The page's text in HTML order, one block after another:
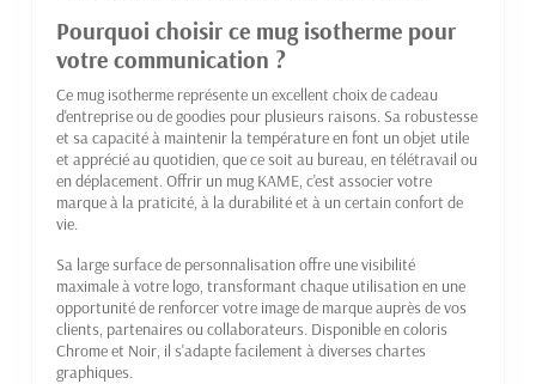
Pourquoi choisir ce mug isotherme pour
votre communication ?
Ce mug isotherme représente un excellent choix de cadeau
d'entreprise ou de goodies pour plusieurs raisons. Sa robustesse
et sa capacité à maintenir la température en font un objet utile
et apprécié au quotidien, que ce soit au bureau, en télétravail ou
en déplacement. Offrir un mug KAME, c'est associer votre
marque à la praticité, à la durabilité et à un certain confort de
vie.
Sa large surface de personnalisation offre une visibilité
maximale à votre logo, transformant chaque utilisation en une
opportunité de renforcer votre image de marque auprès de vos
clients, partenaires ou collaborateurs. Disponible en coloris
Chrome et Noir, il s'adapte facilement à diverses chartes
graphiques.